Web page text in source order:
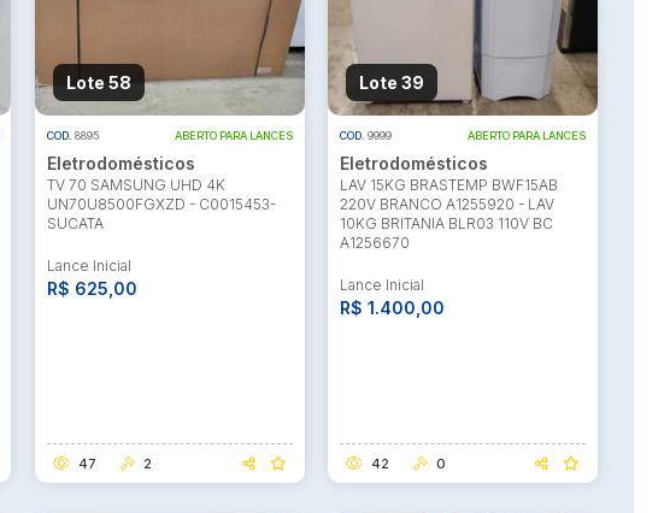
Lote 58
COD. 8895 ABERTO PARA LANCES
Eletrodomésticos
TV 70 SAMSUNG UHD 4K
UN70U8500FGXZD - C0015453-
SUCATA
Lance Inicial
R$ 625,00
47 2
Lote 39
COD. 9999 ABERTO PARA LANCES
Eletrodomésticos
LAV 15KG BRASTEMP BWF15AB
220V BRANCO A1255920 - LAV
10KG BRITANIA BLR03 110V BC
A1256670
Lance Inicial
R$ 1.400,00
42 0